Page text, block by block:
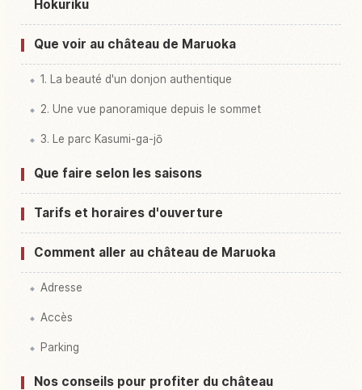
Hokuriku
Que voir au château de Maruoka
1. La beauté d'un donjon authentique
2. Une vue panoramique depuis le sommet
3. Le parc Kasumi-ga-jō
Que faire selon les saisons
Tarifs et horaires d'ouverture
Comment aller au château de Maruoka
Adresse
Accès
Parking
Nos conseils pour profiter du château